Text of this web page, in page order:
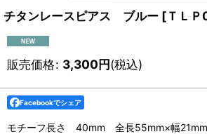
チタンレースピアス ブルー [ＴＬＰ
販売価格: 3,300円(税込)
Facebookでシェア
モチーフ長さ 40mm 全長55mm×幅